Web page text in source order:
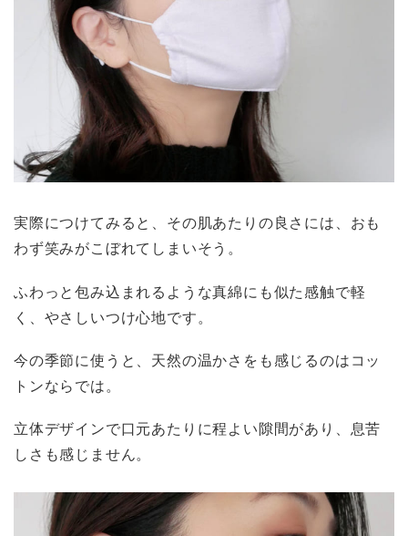
実際につけてみると、その肌あたりの良さには、おも
わず笑みがこぼれてしまいそう。
ふわっと包み込まれるような真綿にも似た感触で軽
く、やさしいつけ心地です。
今の季節に使うと、天然の温かさをも感じるのはコッ
トンならでは。
立体デザインで口元あたりに程よい隙間があり、息苦
しさも感じません。